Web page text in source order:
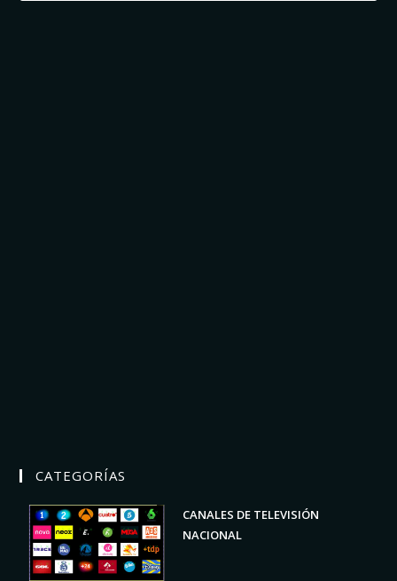
CATEGORÍAS
CANALES DE TELEVISIÓN
NACIONAL